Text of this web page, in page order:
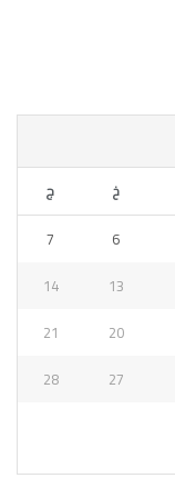
خ ج
6
7
13
14
20
21
27
28